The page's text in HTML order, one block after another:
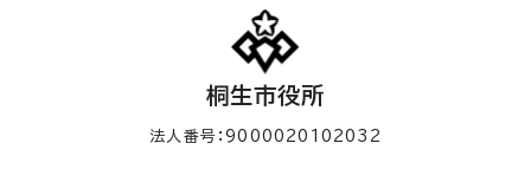
桐生市役所
法人番号：9000020102032